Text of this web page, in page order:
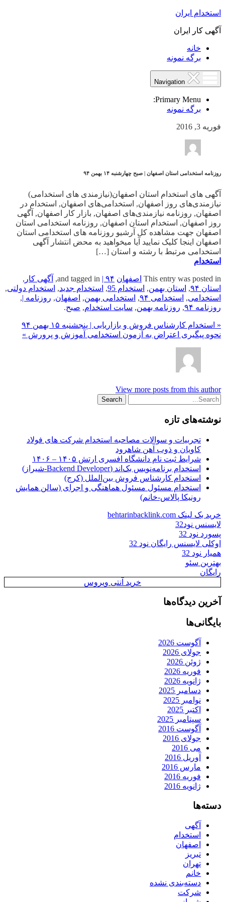
استخدام ایران
آگهی کار ایران
خانه
برگه نمونه
Primary Menu:
برگه نمونه
فوریه 3, 2016
روزنامه استخدامی استان اصفهان | صبح چهارشنبه ۱۴ بهمن ۹۴
آگهی های استخدام استان اصفهان(نیازمندی های استخدامی)
نیازمندی‌های روز اصفهان, استخدامی‌های اصفهان, استخدام در
اصفهان, روزنامه نیازمندی‌های اصفهان, بازار کار اصفهان, آگهی
روز اصفهان, استخدام استان اصفهان, روزنامه استخدامی استان
اصفهان جهت مشاهده کل آرشیو روزنامه های استخدامی استان
اصفهان اینجا کلیک نمایید آیا میخواهید به محض انتشار آگهی
استخدامی مرتبط با رشته و استان […]
استخدام
This entry was posted in اصفهان | ۹۴ , آگهی کار ,
استان ۹۴
, استان بهمن, استخدام 95 , استخدام جدید, استخدام دولتی,
استخدامی, استخدامی ۹۴ , استخدامی بهمن, اصفهان, روزنامه |,
روزنامه ۹۴
, روزنامه بهمن, سایت استخدام, صبح.
« استخدام کارشناس فروش و بازاریابی | پنجشنبه ۱۵ بهمن ۹۴
نحوه پیگیری اعتراض به آزمون استخدامی آموزش و پرورش »
View more posts from this author
نوشته‌های تازه
تجربیات و سوالات مصاحبه استخدام شرکت های فولاد
کاویان و ذوب آهن شاهرود
شرایط ثبت نام دانشگاه افسری ارتش ۱۴۰۵ – ۱۴۰۶
استخدام برنامه‌نویس بک‌اند (Backend Developer-شیراز)
استخدام کارشناس فروش بین‌الملل (کرج)
استخدام مسئول مسئول هماهنگی و اجرای (سالن همایش
رونیکا پالاس-خانم)
خرید بک لینک behtarinbacklink.com
لایسنس نود32
پسورد نود 32
اوکلی لایسنس رایگان نود 32
همیار نود 32
بهترین سئو
رایگان
خرید آنتی ویروس
آخرین دیدگاه‌ها
بایگانی‌ها
آگوست 2026
جولای 2026
ژوئن 2026
فوریه 2026
ژانویه 2026
دسامبر 2025
نوامبر 2025
اکتبر 2025
سپتامبر 2025
آگوست 2016
جولای 2016
می 2016
آوریل 2016
مارس 2016
فوریه 2016
ژانویه 2016
دسته‌ها
آگهی
استخدام
اصفهان
تبریز
تهران
خانم
دسته‌بندی نشده
شرکت